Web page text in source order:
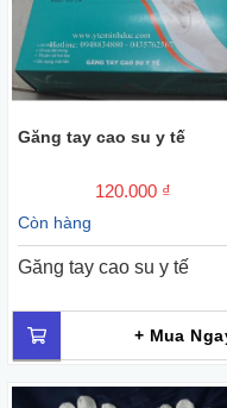
Găng tay cao su y tế
120.000 ₫
Còn hàng
Găng tay cao su y tế
+ Mua